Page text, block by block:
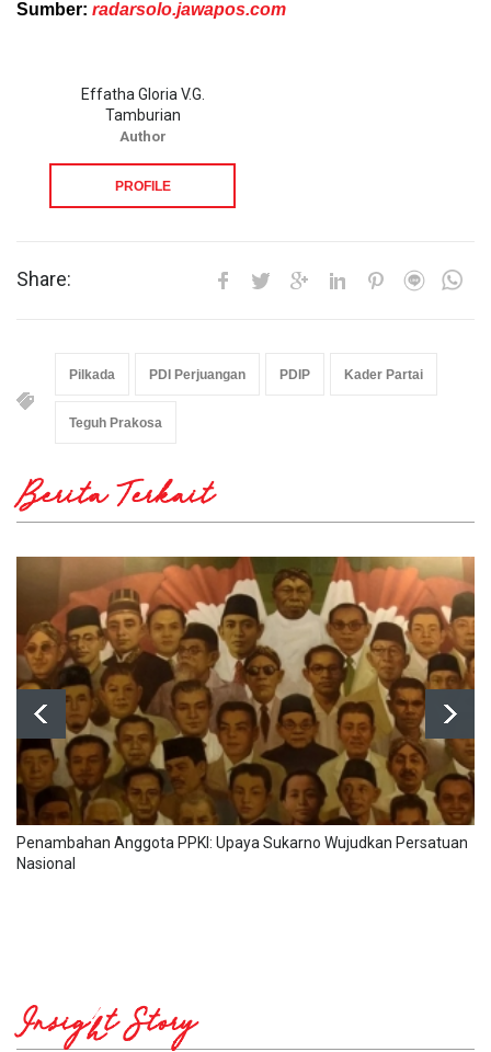
Sumber: radarsolo.jawapos.com
Effatha Gloria V.G.
Tamburian
Author
PROFILE
Share:
Pilkada PDI Perjuangan PDIP Kader Partai
Teguh Prakosa
Berita Terkait
Penambahan Anggota PPKI: Upaya Sukarno Wujudkan Persatuan
Nasional
Insight Story